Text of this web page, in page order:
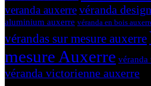
veranda auxerrevéranda
aluminium auxerre véranda en bois
vérandas sur mesure auxerre
mesure Auxerre véranda
véranda victorienne auxerre